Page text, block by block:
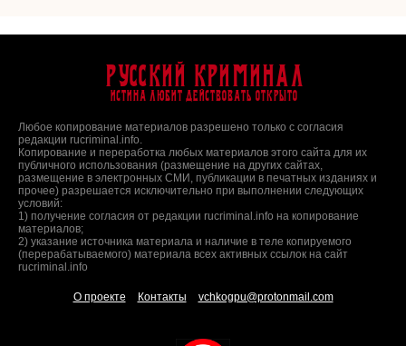
Русский Криминал
Истина любит действовать открыто
Любое копирование материалов разрешено только с согласия
редакции rucriminal.info.
Копирование и переработка любых материалов этого сайта для их
публичного использования (размещение на других сайтах,
размещение в электронных СМИ, публикации в печатных изданиях и
прочее) разрешается исключительно при выполнении следующих
условий:
1) получение согласия от редакции rucriminal.info на копирование
материалов;
2) указание источника материала и наличие в теле копируемого
(перерабатываемого) материала всех активных ссылок на сайт
rucriminal.info
О проекте Контакты vchkogpu@protonmail.com